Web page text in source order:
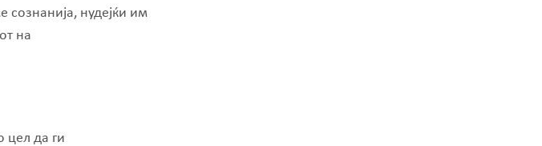
сознанија, нудејќи им
на
цел да ги